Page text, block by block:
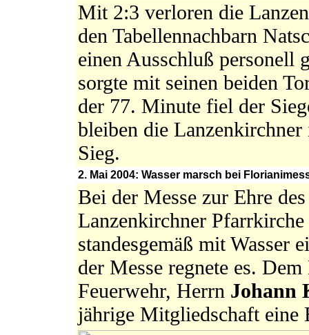
Mit 2:3 verloren die
den Tabellennachbarn
einen Ausschluß personell
sorgte mit seinen beiden
der 77. Minute fiel der
bleiben die
Sieg.
2. Mai 2004: Wasser marsch bei
Bei der Messe zur Ehre
Lanzenkirchner
standesgemäß mit Wasser
der Messe regnete es.
Feuerwehr, Herrn Johann
jährige Mitgliedschaft eine